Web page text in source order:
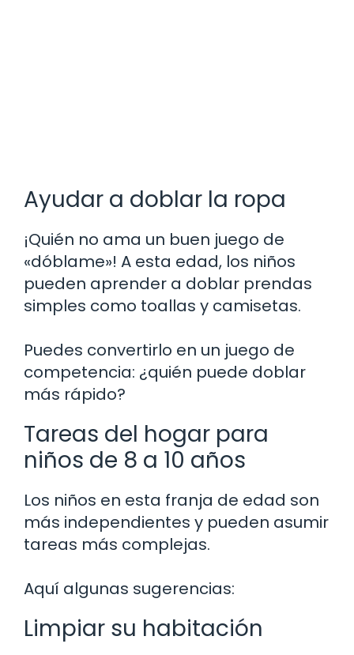
Ayudar a doblar la ropa
¡Quién no ama un buen juego de
«dóblame»! A esta edad, los niños
pueden aprender a doblar prendas
simples como toallas y camisetas.
Puedes convertirlo en un juego de
competencia: ¿quién puede doblar
más rápido?
Tareas del hogar para
niños de 8 a 10 años
Los niños en esta franja de edad son
más independientes y pueden asumir
tareas más complejas.
Aquí algunas sugerencias:
Limpiar su habitación